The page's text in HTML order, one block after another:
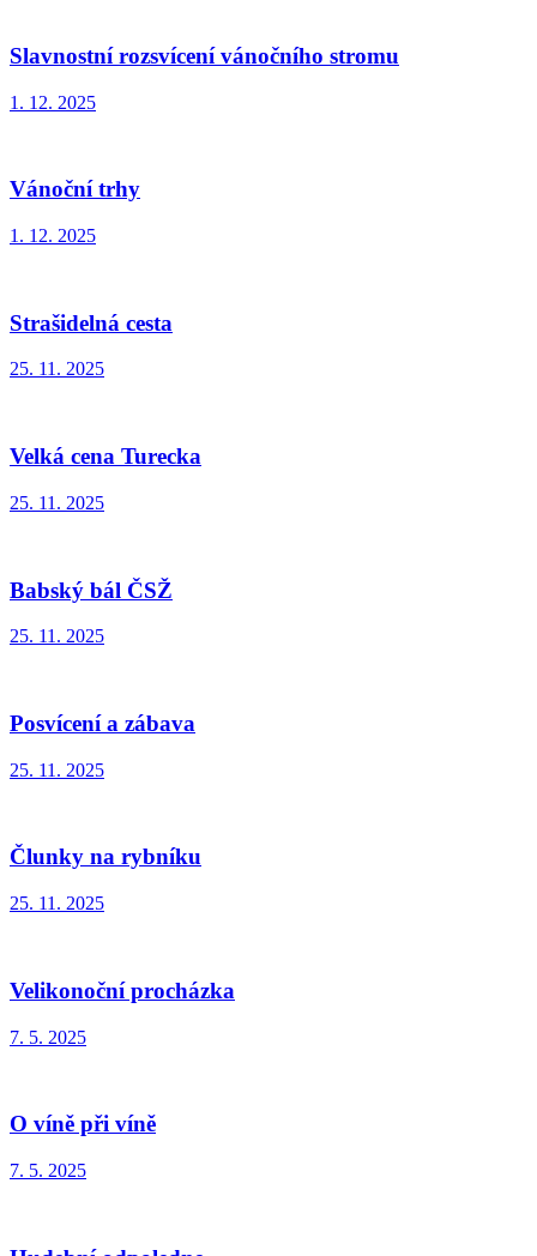
Slavnostní rozsvícení vánočního stromu
1. 12. 2025
Vánoční trhy
1. 12. 2025
Strašidelná cesta
25. 11. 2025
Velká cena Turecka
25. 11. 2025
Babský bál ČSŽ
25. 11. 2025
Posvícení a zábava
25. 11. 2025
Člunky na rybníku
25. 11. 2025
Velikonoční procházka
7. 5. 2025
O víně při víně
7. 5. 2025